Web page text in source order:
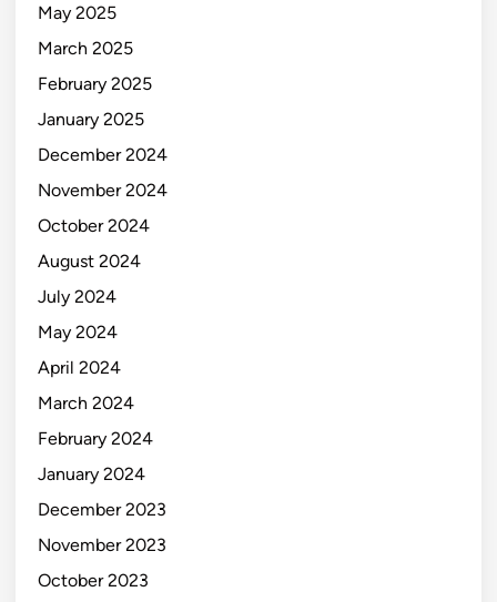
May 2025
March 2025
February 2025
January 2025
December 2024
November 2024
October 2024
August 2024
July 2024
May 2024
April 2024
March 2024
February 2024
January 2024
December 2023
November 2023
October 2023